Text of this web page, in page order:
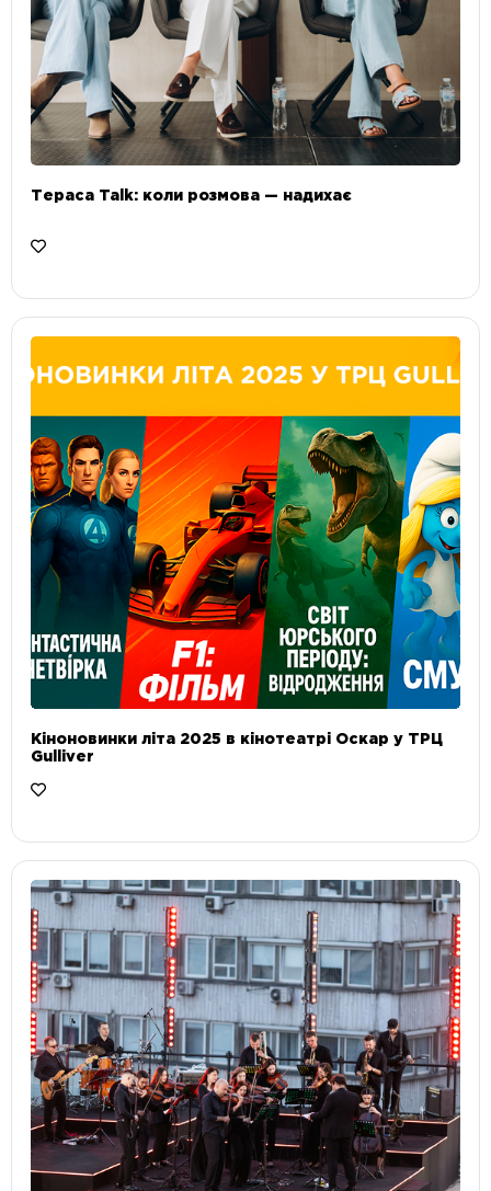
Тераса Talk: коли розмова — надихає
Кіноновинки літа 2025 в кінотеатрі Оскар у ТРЦ
Gulliver